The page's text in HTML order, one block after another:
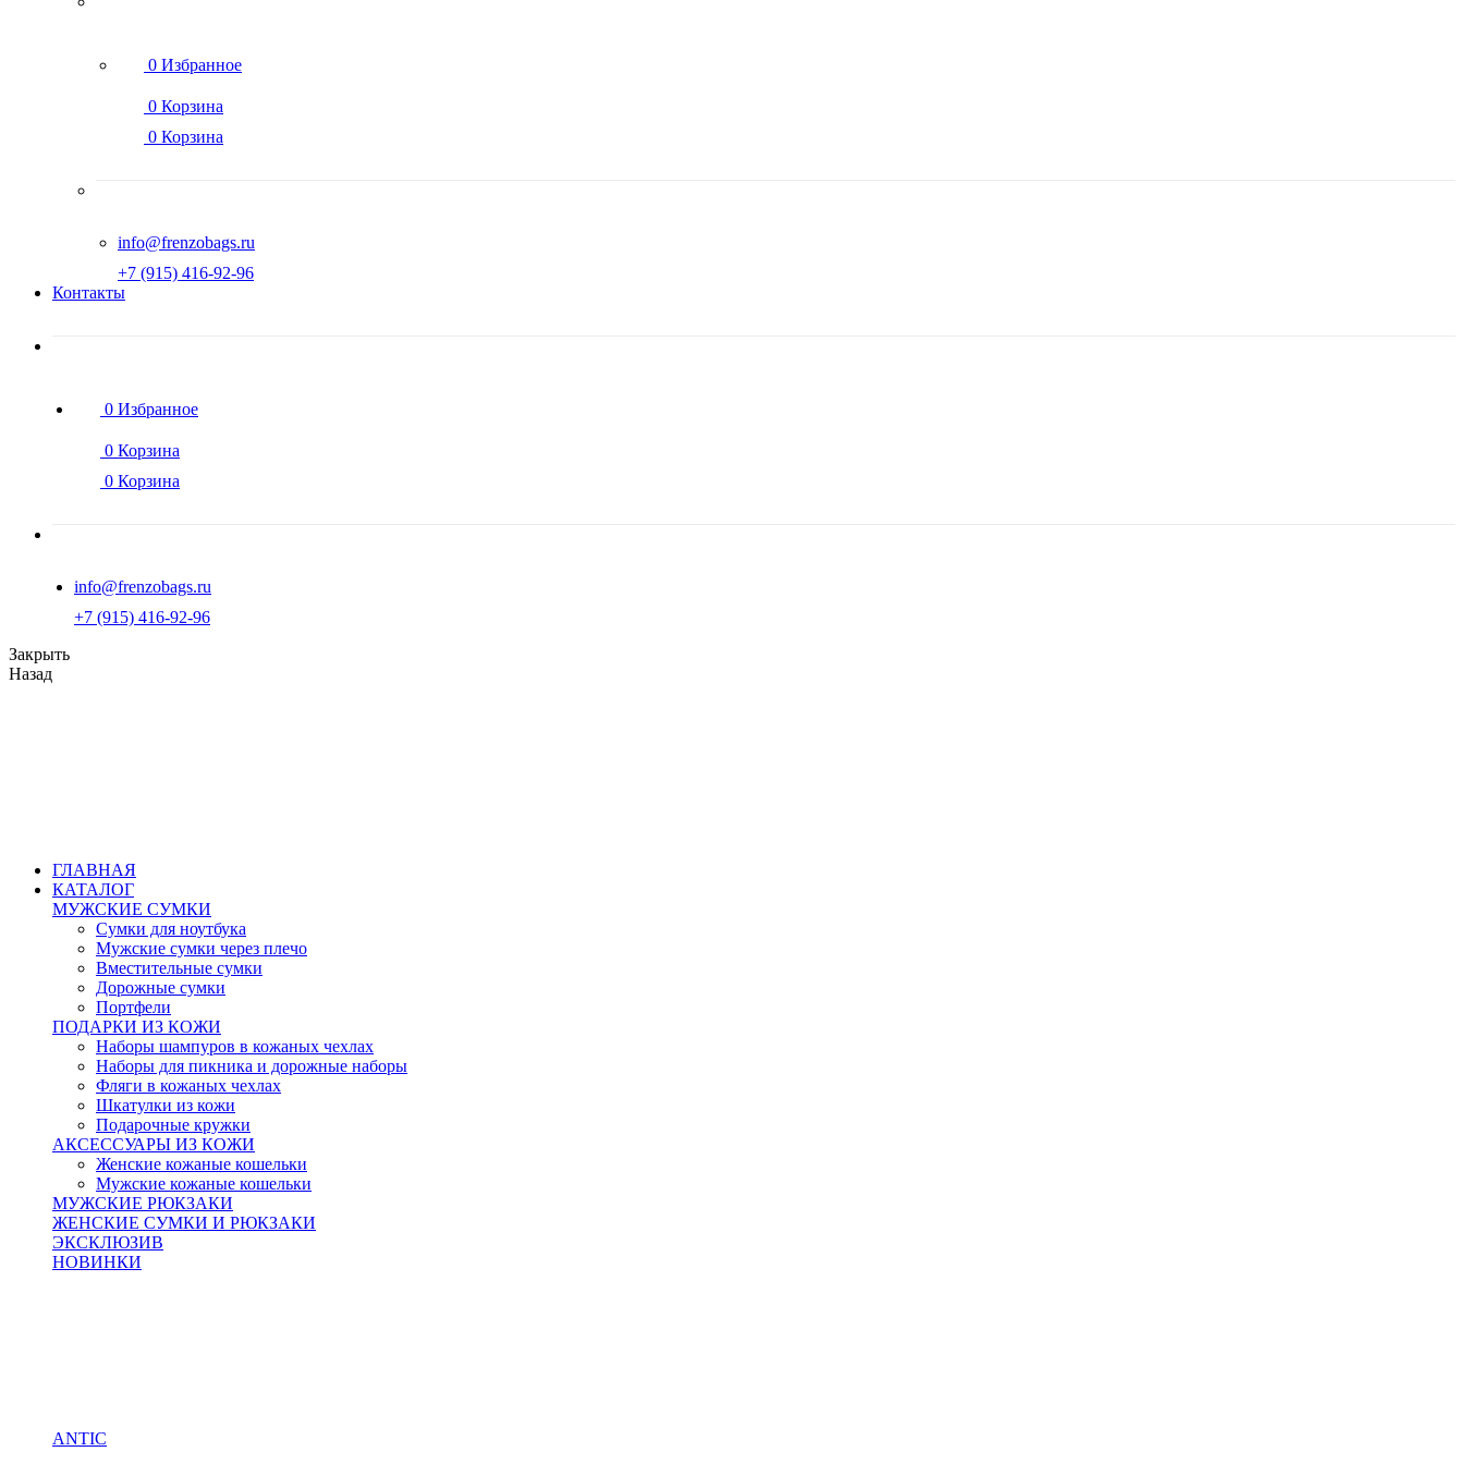
0 Избранное
0 Корзина
0 Корзина
info@frenzobags.ru
‭+7 (915) 416-92-96
Контакты
0 Избранное
0 Корзина
0 Корзина
info@frenzobags.ru
‭+7 (915) 416-92-96
Закрыть
Назад
ГЛАВНАЯ
КАТАЛОГ
МУЖСКИЕ СУМКИ
Сумки для ноутбука
Мужские сумки через плечо
Вместительные сумки
Дорожные сумки
Портфели
ПОДАРКИ ИЗ КОЖИ
Наборы шампуров в кожаных чехлах
Наборы для пикника и дорожные наборы
Фляги в кожаных чехлах
Шкатулки из кожи
Подарочные кружки
АКСЕССУАРЫ ИЗ КОЖИ
Женские кожаные кошельки
Мужские кожаные кошельки
МУЖСКИЕ РЮКЗАКИ
ЖЕНСКИЕ СУМКИ И РЮКЗАКИ
ЭКСКЛЮЗИВ
НОВИНКИ
ANTIC